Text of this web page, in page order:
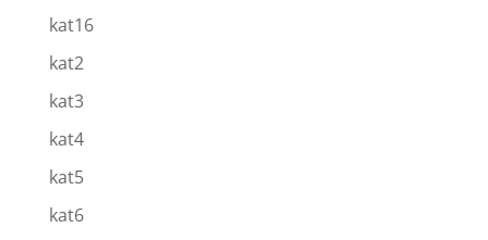
kat16
kat2
kat3
kat4
kat5
kat6